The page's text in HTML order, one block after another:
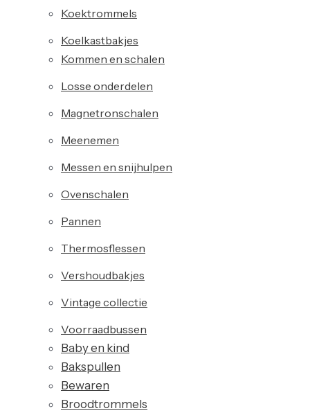
Koektrommels
Koelkastbakjes
Kommen en schalen
Losse onderdelen
Magnetronschalen
Meenemen
Messen en snijhulpen
Ovenschalen
Pannen
Thermosflessen
Vershoudbakjes
Vintage collectie
Voorraadbussen
Baby en kind
Bakspullen
Bewaren
Broodtrommels